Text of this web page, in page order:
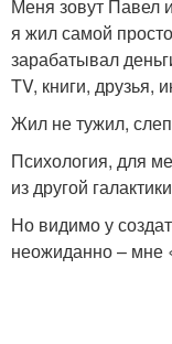
Меня зовут Павел
я жил самой
зарабатывал
TV, книги, друзья,
Жил не тужил,
Психология, для
из другой
Но видимо у
неожиданно – мне